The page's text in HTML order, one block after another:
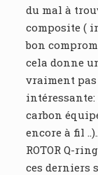
du mal à
composite (
bon
cela donne
vraiment
intéressante:
carbon
encore à fil
ROTOR Q-
ces derniers